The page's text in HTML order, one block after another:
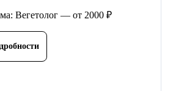
Вегетолог — от 2000 ₽